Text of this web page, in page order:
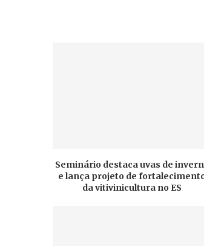
Seminário destaca uvas de
e lança projeto de
da vitivinicultura no ES